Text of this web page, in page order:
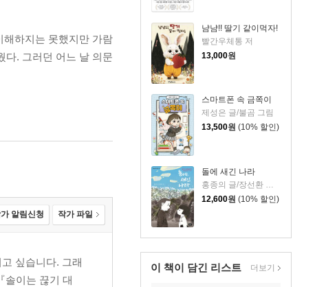
냠냠!! 딸기 같이먹자!
빨간우체통 저
13,000원
스마트폰 속 금쪽이
제성은 글/불곰 그림
13,500원 (10% 할인)
돌에 새긴 나라
홍종의 글/장선환 그림
12,600원 (10% 할인)
이 책이 담긴 리스트 더보기
하지는 못했지만 가람
다. 그러던 어느 날 의문
알림신청 작가 파일
싶습니다. 그래
솔이는 끊기 대